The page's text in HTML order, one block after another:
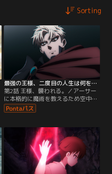
Sorting
最強の王様、二度目の人生は何をする？ 第02話
第2話 王様、襲われる。／アーサー
に本格的に魔術を教えるため空中都
市キシラスへ向かうことになったレ
イウィン一家。父レイノルズと母ア
チャラーのパーティー「ツイン・ホ
ーンズ」を護衛につけて旅立つが、
その道中で出くわしたのは……。